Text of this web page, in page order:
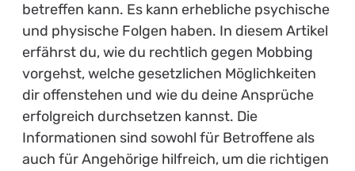
betreffen kann. Es kann erhebliche psychische
und physische Folgen haben. In diesem Artikel
erfährst du, wie du rechtlich gegen Mobbing
vorgehst, welche gesetzlichen Möglichkeiten
dir offenstehen und wie du deine Ansprüche
erfolgreich durchsetzen kannst. Die
Informationen sind sowohl für Betroffene als
auch für Angehörige hilfreich, um die richtigen